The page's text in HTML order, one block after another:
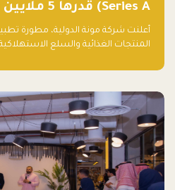
Series A) قدرها 5 ملايين ريال
أعلنت شركة مونة الدولية، مطورة
المنتجات الغذائية والسلع
دولار أمريكي)، بقيادة شركتي دعم